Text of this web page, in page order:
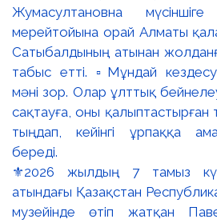
⚜️2026 жылдың 7 тамыз
атындағы Қазақстан
музейінде өтіп жатқан